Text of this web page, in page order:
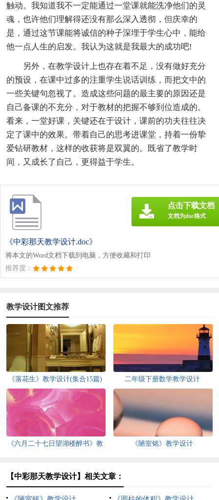
触动。我知道我不一定能通过一堂课就能洗净他们的灵
魂，也许他们理解得还没有那么深入透彻，但庆幸的
是，通过这节课能将诚信的种子深埋于学生心中，能给
他一点人生的启发。我认为这就是我最大的成功吧!
另外，在教学设计上也存在着不足，没有做好充分
的预设，在课中过多的注重学生说话训练，而把文中的
一些关键句忽视了。造成这些问题的最主要的原因还是
自己备课的不充分，对于教材的把握不够到位造成的。
看来，一堂好课，关键还在于设计，课前的功夫往往决
定了课中的效果。带着自己的思考进课堂，持着一份挚
爱钻研教材，这样的收获将是双翼的。既省了教学时
间，又成长了自己，更得益于学生。
《中彩那天教学设计.doc》
将本文的Word文档下载到电脑，方便收藏和打印
推荐度：
点击下载文档
文档为doc格式
教学设计图文推荐
《落花生》教学设计(集合15篇) 二年级下册数学教学设计
《六月二十七日望湖楼醉书》教
《陋室铭》教学设计
【中彩那天教学设计】相关文章：